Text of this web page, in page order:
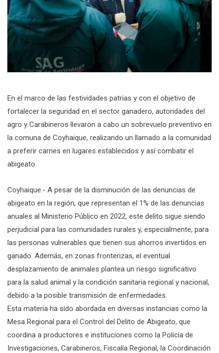
En el marco de las festividades patrias y con el objetivo de
fortalecer la seguridad en el sector ganadero, autoridades del
agro y Carabineros llevaron a cabo un sobrevuelo preventivo en
la comuna de Coyhaique, realizando un llamado a la comunidad
a preferir carnes en lugares establecidos y así combatir el
abigeato.
Coyhaique.- A pesar de la disminución de las denuncias de
abigeato en la región, que representan el 1% de las denuncias
anuales al Ministerio Público en 2022, este delito sigue siendo
perjudicial para las comunidades rurales y, especialmente, para
las personas vulnerables que tienen sus ahorros invertidos en
ganado. Además, en zonas fronterizas, el eventual
desplazamiento de animales plantea un riesgo significativo
para la salud animal y la condición sanitaria regional y nacional,
debido a la posible transmisión de enfermedades.
Esta materia ha sido abordada en diversas instancias como la
Mesa Regional para el Control del Delito de Abigeato, que
coordina a productores e instituciones como la Policía de
Investigaciones, Carabineros, Fiscalía Regional, la Coordinación